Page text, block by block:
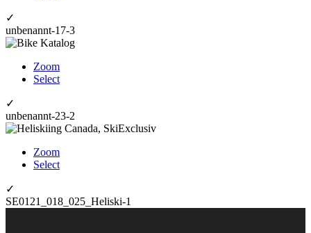
✓
unbenannt-17-3
Zoom
Select
✓
unbenannt-23-2
Zoom
Select
✓
SE0121_018_025_Heliski-1